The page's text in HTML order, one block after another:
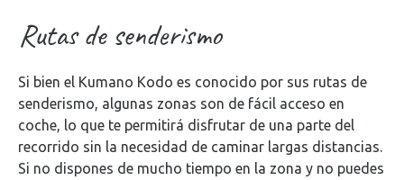
Rutas de senderismo
Si bien el Kumano Kodo es conocido por sus rutas de
senderismo, algunas zonas son de fácil acceso en
coche, lo que te permitirá disfrutar de una parte del
recorrido sin la necesidad de caminar largas distancias.
Si no dispones de mucho tiempo en la zona y no puedes